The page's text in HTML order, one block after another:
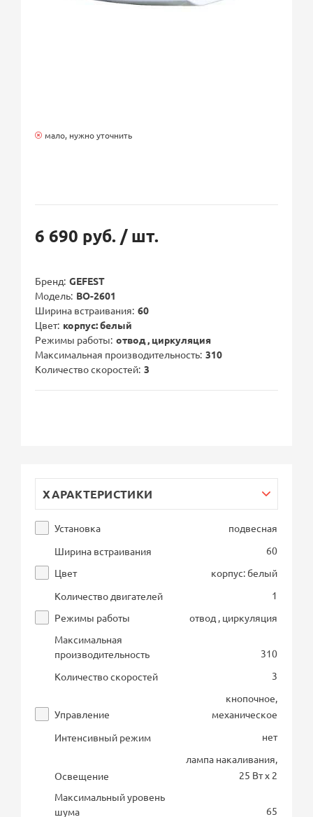
мало, нужно уточнить
6 690 руб. / шт.
Бренд GEFEST
Модель ВО-2601
Ширина встраивания 60
Цвет корпус: белый
Режимы работы отвод , циркуляция
Максимальная производительность 310
Количество скоростей 3
ХАРАКТЕРИСТИКИ
Установка
подвесная
Ширина встраивания
60
Цвет
корпус: белый
Количество двигателей
1
Режимы работы
отвод , циркуляция
Максимальная
производительность
310
Количество скоростей
3
Управление
кнопочное,
механическое
Интенсивный режим
нет
Освещение
лампа накаливания,
25 Вт х 2
Максимальный уровень
шума
65